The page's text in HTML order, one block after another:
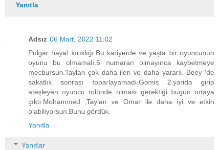
Yanıtla
Adsız 06 Mart, 2022 11:02
Pulgar hayal kırıklığı.Bu kariyerde ve yaşta bir oyuncunun
oyunu bu olmamalı.6 numaran olmayınca kaybetmeye
mecbursun.Taylan çok daha ileri ve daha yararlı. Boey 'de
sakatlık sonrası toparlayamadı.Gomis 2.yarida girip
ateşleyen oyuncu rolünde olması gerektiği bugün ortaya
çıktı.Mohammed ,Taylan ve Omar ile daha iyi ve etkin
olabiliyorsun.Bunu gördük.
Yanıtla
Yanıtlar